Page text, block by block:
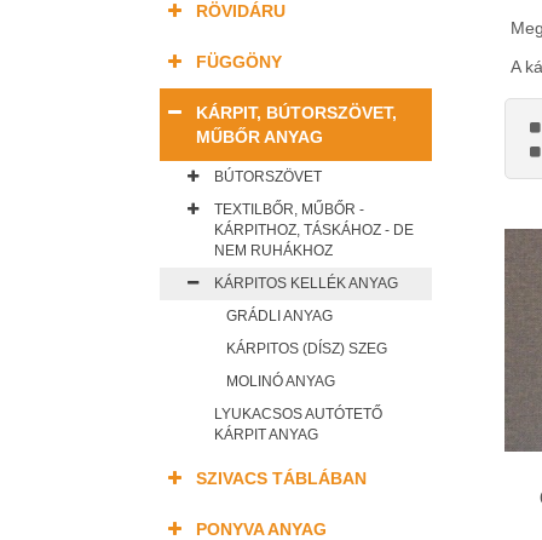
A
RÖVIDÁRU
FÜGGÖNY
KÁRPIT, BÚTORSZÖVET,
MŰBŐR ANYAG
BÚTORSZÖVET
TEXTILBŐR, MŰBŐR -
KÁRPITHOZ, TÁSKÁHOZ - DE
NEM RUHÁKHOZ
KÁRPITOS KELLÉK ANYAG
GRÁDLI ANYAG
KÁRPITOS (DÍSZ) SZEG
MOLINÓ ANYAG
LYUKACSOS AUTÓTETŐ
KÁRPIT ANYAG
SZIVACS TÁBLÁBAN
PONYVA ANYAG